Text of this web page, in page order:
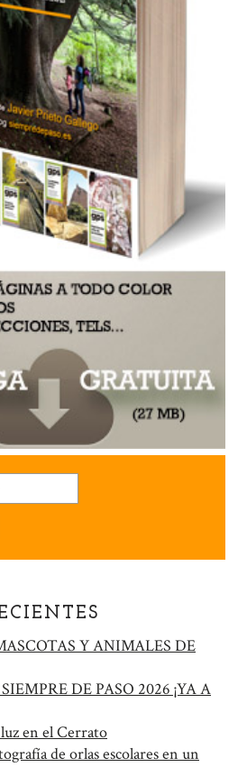
Y ANIMALES DE
DE PASO 2026 ¡YA A
en el Cerrato
de orlas escolares en un